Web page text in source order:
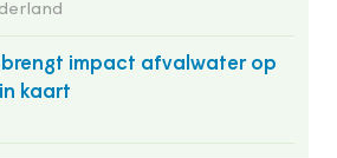
brengt impact afvalwater op
kaart